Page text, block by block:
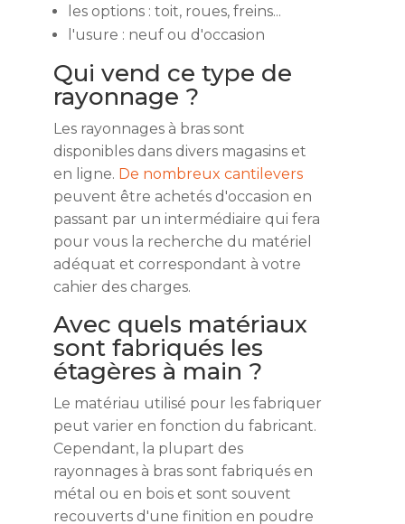
les options : toit, roues, freins...
l'usure : neuf ou d'occasion
Qui vend ce type de
rayonnage ?
Les rayonnages à bras sont
disponibles dans divers magasins et
en ligne. De nombreux cantilevers
peuvent être achetés d'occasion en
passant par un intermédiaire qui fera
pour vous la recherche du matériel
adéquat et correspondant à votre
cahier des charges.
Avec quels matériaux
sont fabriqués les
étagères à main ?
Le matériau utilisé pour les fabriquer
peut varier en fonction du fabricant.
Cependant, la plupart des
rayonnages à bras sont fabriqués en
métal ou en bois et sont souvent
recouverts d'une finition en poudre